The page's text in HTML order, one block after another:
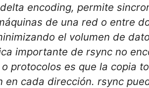
encoding, permite
de una red o entre
el volumen de
importante de rsync no
protocolos es que la copia
en cada dirección. rsync